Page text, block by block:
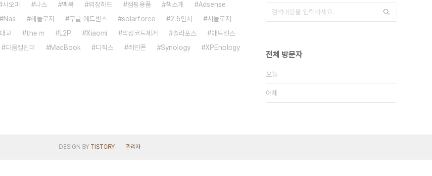
샤오미 나스 맥북 외장하드 캠핑용품 책소개
Adsense
Nas 헤놀로지 구글 에드센스 solarforce 2.5인치
시놀로지
교 the m L2P Xiaomi 악성코드제거 솔라포스
애드센스
다음캘린더 MacBook 디직스 레인폰 Synology XPEnology
전체 방문자
오늘
어제
DESIGN BY TISTORY 관리자